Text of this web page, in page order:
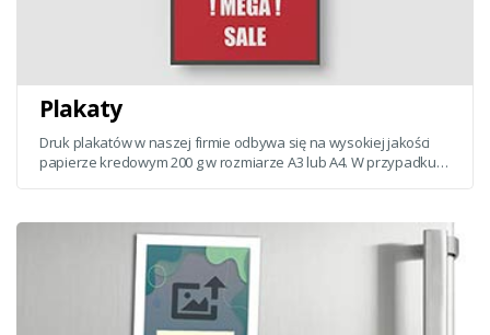
Plakaty
Druk plakatów w naszej firmie odbywa się na wysokiej jakości
papierze kredowym 200 g w rozmiarze A3 lub A4. W przypadku